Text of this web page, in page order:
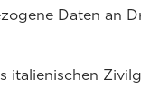
Daten an
italienischen